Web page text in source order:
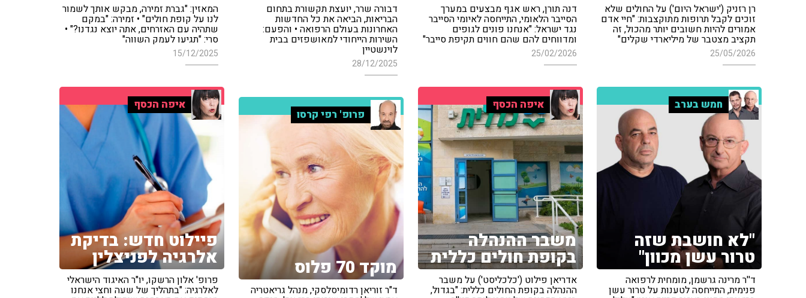
רן רזניק ('ישראל היום') על החולים שלא
זוכים לקבל תרופות מתוקצבות: "חיי אדם
אמורים להיות חשובים יותר מהכול, זה
תקציב מצטבר של מיליארדי שקלים"
25/05/2026
דנה תורן, ראש אגף מבצעים במערך
הסייבר הלאומי, התייחסה לאיומי הסייבר
נגד ישראל: "אנחנו פונים לגופים
ומדווחים להם שהם חווים תקיפת סייבר"
25/02/2026
דבורה שרר, יועצת תקשורת בתחום
הבריאות, הביאה את כל החדשות
האחרונות בעולם הרפואה • והפעם:
השירות הייחודי למאושפזים בבית
לוינשטיין
28/12/2025
המאזין: "גברת זמירה, מבקש אותך לשמור
לנו על קופת חולים" • זמירה: "במקם
שתהיה עם האזרחים, אתה יוצא נגדנו?" •
סרי: "תגיעו לעמק השווה"
15/12/2025
חמש בערב
"לא חושבת שזה
טרור עשן מכוון"
ד''ר מרינה גרשמן, מומחית לרפואה
פנימית, התייחסה לטענות על טרור עשן
איפה הכסף
משבר ההנהלה
בקופת חולים כללית
אדריאן פילוט ('כלכליסט') על משבר
ההנהלה בקופת החולים כללית: "בגדול,
איפה הכסף
פיילוט חדש: בדיקת
אלרגיה לפניצלין
פרופ' אלון הרשקו, יו"ר האיגוד הישראלי
לאלרגיה: "בתהליך של שעה וחצי אנחנו
פרופ' רפי קרסו
מוקד 70 פלוס
ד"ר זוריאן רדומיסלסקי, מנהל גריאטריה